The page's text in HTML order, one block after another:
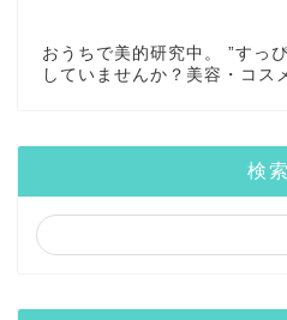
おうちで美的研究中。 ”すっ
していませんか？美容・コス
検索